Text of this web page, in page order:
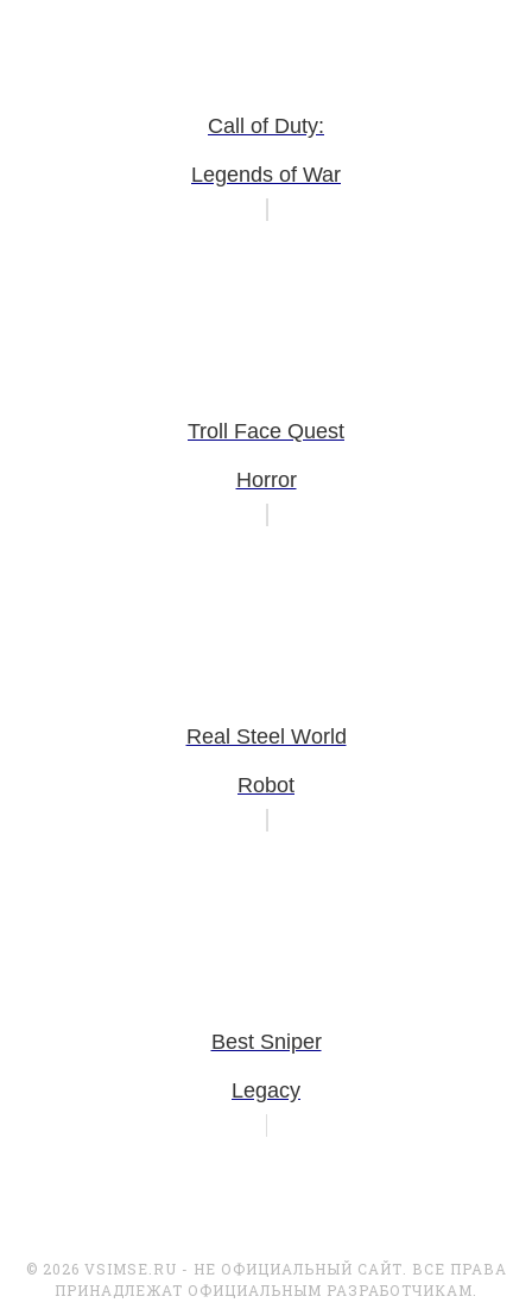
Call of Duty:
Legends of War
Troll Face Quest
Horror
Real Steel World
Robot
Best Sniper
Legacy
© 2026 VSIMSE.RU - НЕ ОФИЦИАЛЬНЫЙ САЙТ. ВСЕ ПРАВА
ПРИНАДЛЕЖАТ ОФИЦИАЛЬНЫМ РАЗРАБОТЧИКАМ.